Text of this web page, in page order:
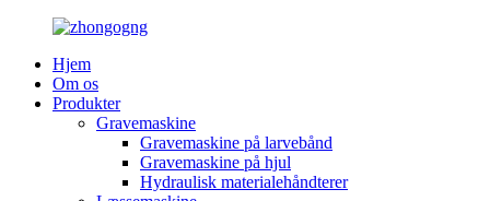
Hjem
Om os
Produkter
Gravemaskine
Gravemaskine på larvebånd
Gravemaskine på hjul
Hydraulisk materialehåndterer